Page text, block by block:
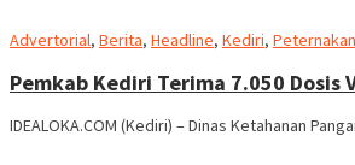
Advertorial, Berita, Headline, Kediri, Peternakan
Pemkab Kediri Terima 7.050 Dosis
IDEALOKA.COM (Kediri) – Dinas Ketahanan